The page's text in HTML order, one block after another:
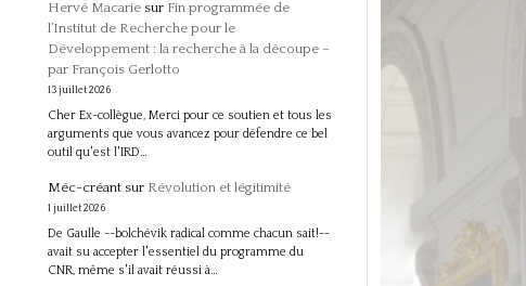
Hervé Macariesur Fin programmée de
l’Institut de Recherche pour le
Développement : la recherche à la découpe –
par François Gerlotto
13 juillet 2026
Cher Ex-collègue, Merci pour ce soutien et tous les
arguments que vous avancez pour défendre ce bel
outil qu'est l'IRD…
Méc-créantsur Révolution et légitimité
1 juillet 2026
De Gaulle --bolchévik radical comme chacun sait!--
avait su accepter l'essentiel du programme du
CNR, même s'il avait réussi à…